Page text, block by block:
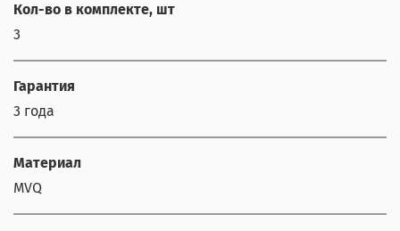
Кол-во в комплекте, шт
3
Гарантия
3 года
Материал
MVQ